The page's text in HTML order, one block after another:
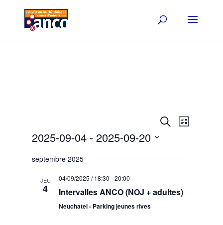
Events
Search
Views
SearchEvent
Views
List
2025-09-04 - 2025-09-20
date.
septembre 2025
JEU
4
04/09/2025 / 18:30 -20:00
Intervalles ANCO (NOJ + adultes)
Neuchatel - Parking jeunes rives